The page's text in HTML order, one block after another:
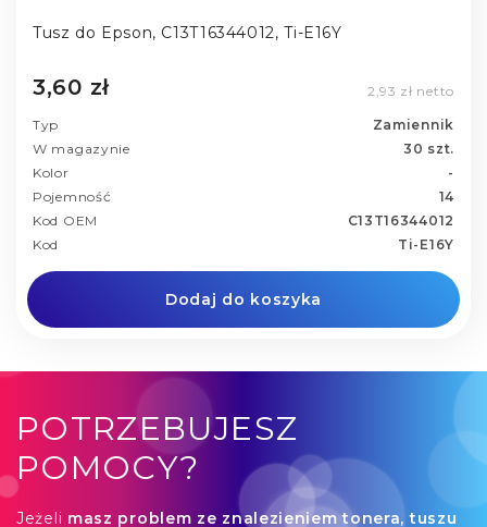
Tusz do Epson, C13T16344012, Ti-E16Y
3,60 zł 2,93 zł netto
Typ
Zamiennik
W magazynie
30 szt.
Kolor
-
Pojemność
14
Kod OEM
C13T16344012
Kod
Ti-E16Y
Dodaj do koszyka
POTRZEBUJESZ
POMOCY?
Jeżeli masz problem ze znalezieniem tonera, tuszu